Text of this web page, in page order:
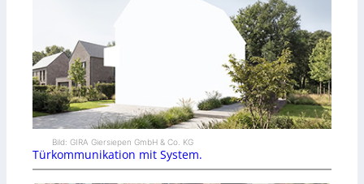
Bild: GIRA Giersiepen GmbH & Co. KG
Türkommunikation mit System.